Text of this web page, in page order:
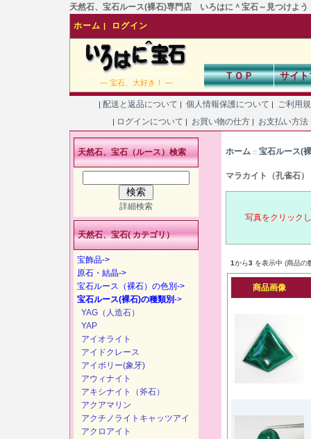
天然石、宝石ルース(裸石)専門店 いろはに＾宝石～見つけよ
ホーム | ログイン
― 宝石、大好き！ ―
ＴＯＰ サイ
| 配送と返品について | 個人情報保護について | ご利用
| ログインについて | お買い物の仕方 | お支払い方法
ホーム :: 宝石ルース(
マラカイト（孔雀石）
写真をクリック
1から3 を表示中 (商品の
商品画像
天然石、宝石（ルース）検索
詳細検索
天然石、宝石( カテゴリ）
宝飾品->
原石・結晶->
宝石ルース（裸石）の色別->
宝石ルース(裸石)の種類別->
YAG（人造石）
YAP
アイオライト
アイドクレース
アイボリー(象牙)
アウィナイト
アキシナイト（斧石）
アクアマリン
アクチノライトキャッツアイ
アクロアイト